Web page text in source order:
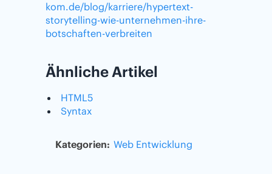
kom.de/blog/karriere/hypertext-
storytelling-wie-unternehmen-ihre-
botschaften-verbreiten
Ähnliche Artikel
HTML5
Syntax
Kategorien: Web Entwicklung